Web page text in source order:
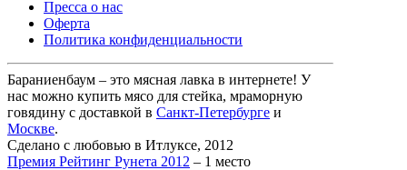
Пресса о нас
Оферта
Политика конфиденциальности
Бараниенбаум – это мясная лавка в интернете! У
нас можно купить мясо для стейка, мраморную
говядину с доставкой в Санкт-Петербурге и
Москве.
Сделано с любовью в Итлуксе, 2012
Премия Рейтинг Рунета 2012 – 1 место